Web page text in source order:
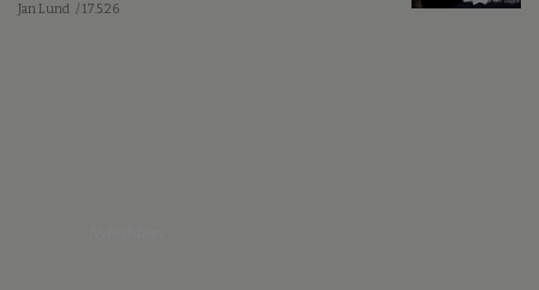
Jan Lund / 17.5.26